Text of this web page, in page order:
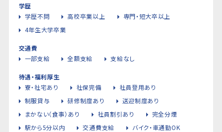
学歴
学歴不問
高校卒業以上
専門・短大卒以上
4年生大学卒業
交通費
一部支給
全額支給 支給なし
待遇・福利厚生
寮・社宅あり
社保完備
社員登用あり
制服貸与
研修制度あり
送迎制度あり
まかない（食事）あり
社員割引あり
完全分煙
駅から5分以内
交通費支給
バイク・車通勤OK